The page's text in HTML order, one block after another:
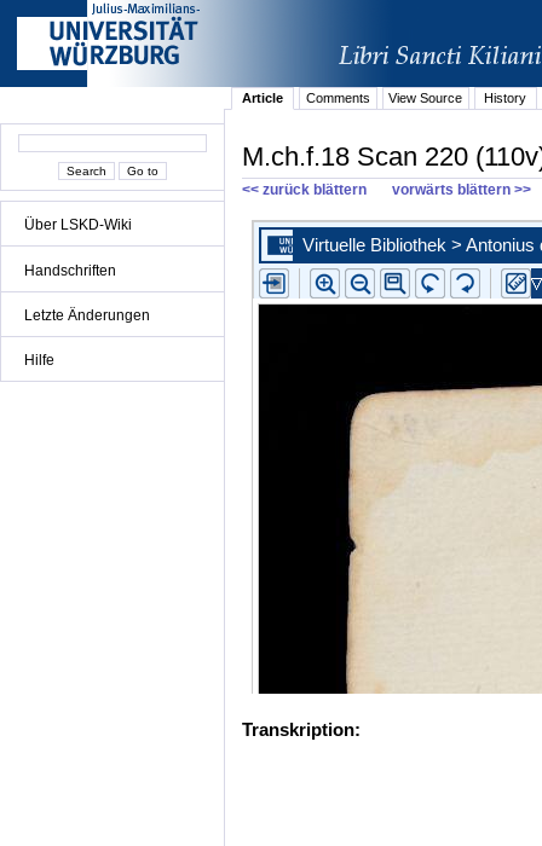
Über LSKD-Wiki
Handschriften
Letzte Änderungen
Hilfe
Article Comments View Source History
M.ch.f.18 Scan 220
<< zurück blättern vorwärts blättern >>
Transkription: